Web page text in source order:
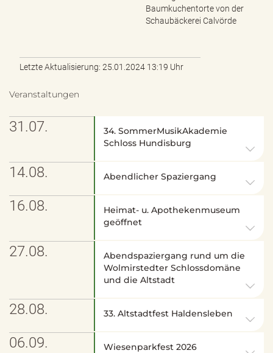
Baumkuchentorte von der
Schaubäckerei Calvörde
Letzte Aktualisierung: 25.01.2024 13:19 Uhr
Veranstaltungen
31.07.
34. SommerMusikAkademie
Schloss Hundisburg
14.08. Abendlicher Spaziergang
16.08.
Heimat- u. Apothekenmuseum
geöffnet
27.08.
Abendspaziergang rund um die
Wolmirstedter Schlossdomäne
und die Altstadt
28.08. 33. Altstadtfest Haldensleben
06.09. Wiesenparkfest 2026